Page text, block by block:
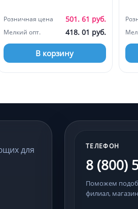
Розничная цена 501. 61 руб.
Мелкий опт. 418. 01 руб.
В корзину
для
ТЕЛЕФОН
8 (800)
Поможем
филиал,